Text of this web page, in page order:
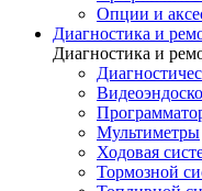
Опции и
Диагностика и
Диагностика и
Мультиметры
Ходовая
Тормозной